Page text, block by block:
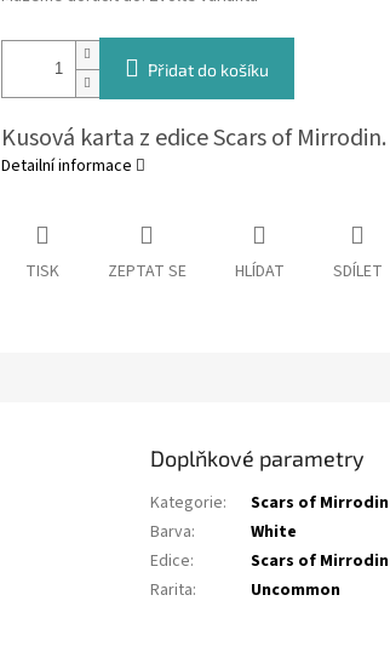
Přidat do košíku
Kusová karta z edice Scars of Mirrodin.
Detailní informace
TISK ZEPTAT SE HLÍDAT SDÍLET
Doplňkové parametry
Kategorie:
Scars of Mirrodin
Barva:
White
Edice:
Scars of Mirrodin
Rarita: Uncommon